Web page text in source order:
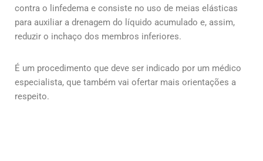
contra o linfedema e consiste no uso de meias elásticas
para auxiliar a drenagem do líquido acumulado e, assim,
reduzir o inchaço dos membros inferiores.
É um procedimento que deve ser indicado por um médico
especialista, que também vai ofertar mais orientações a
respeito.